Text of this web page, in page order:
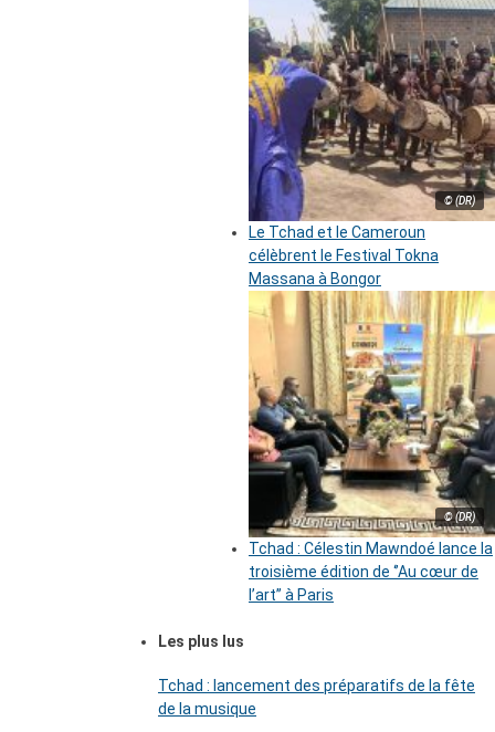
© (DR)
Le Tchad et le Cameroun
célèbrent le Festival Tokna
Massana à Bongor
© (DR)
Tchad : Célestin Mawndoé lance la
troisième édition de ‘’Au cœur de
l’art’’ à Paris
Les plus lus
Tchad : lancement des préparatifs de la fête
de la musique